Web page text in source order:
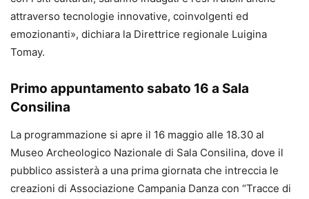
attraverso tecnologie innovative, coinvolgenti ed
emozionanti», dichiara la Direttrice regionale Luigina
Tomay.
Primo appuntamento sabato 16 a Sala
Consilina
La programmazione si apre il 16 maggio alle 18.30 al
Museo Archeologico Nazionale di Sala Consilina, dove il
pubblico assisterà a una prima giornata che intreccia le
creazioni di Associazione Campania Danza con “Tracce di